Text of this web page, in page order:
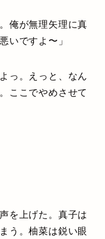
俺が無理矢理に真
いですよ〜」
っ。えっと、なん
ここでやめさせて
を上げた。真子は
う。柚菜は鋭い眼